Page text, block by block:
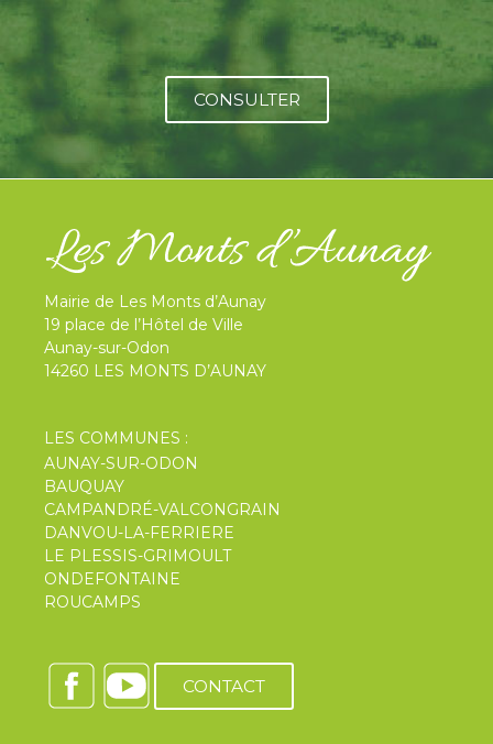
CONSULTER
Mairie de Les Monts d’Aunay
19 place de l’Hôtel de Ville
Aunay-sur-Odon
14260 LES MONTS D’AUNAY
LES COMMUNES :
AUNAY-SUR-ODON
BAUQUAY
CAMPANDRÉ-VALCONGRAIN
DANVOU-LA-FERRIERE
LE PLESSIS-GRIMOULT
ONDEFONTAINE
ROUCAMPS
CONTACT